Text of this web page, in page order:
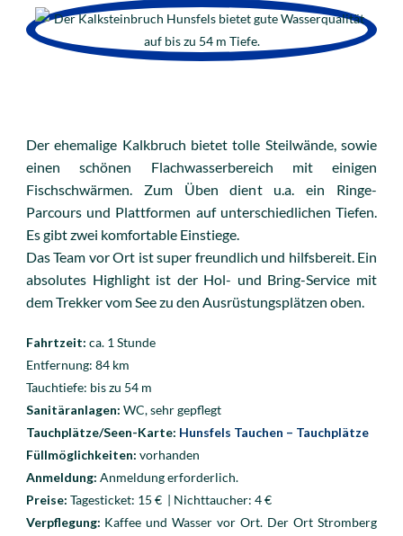
Der ehemalige Kalkbruch bietet tolle Steilwände, sowie
einen schönen Flachwasserbereich mit einigen
Fischschwärmen. Zum Üben dient u.a. ein Ringe-
Parcours und Plattformen auf unterschiedlichen Tiefen.
Es gibt zwei komfortable Einstiege.
Das Team vor Ort ist super freundlich und hilfsbereit. Ein
absolutes Highlight ist der Hol- und Bring-Service mit
dem Trekker vom See zu den Ausrüstungsplätzen oben.
Fahrtzeit: ca. 1 Stunde
Entfernung: 84 km
Tauchtiefe: bis zu 54 m
Sanitäranlagen: WC, sehr gepflegt
Tauchplätze/Seen-Karte: Hunsfels Tauchen – Tauchplätze
Füllmöglichkeiten: vorhanden
Anmeldung: Anmeldung erforderlich.
Preise: Tagesticket: 15 € | Nichttaucher: 4 €
Verpflegung: Kaffee und Wasser vor Ort. Der Ort Stromberg